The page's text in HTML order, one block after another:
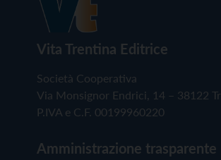
Vita Trentina Editrice
Società Cooperativa
Via Monsignor Endrici, 14 – 38122
P.IVA e C.F. 00199960220
Amministrazione trasparente